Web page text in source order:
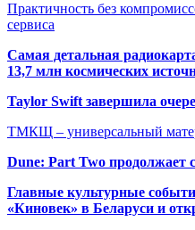
Практичность без
сервиса
Самая детальная
13,7 млн космических
Taylor Swift завершила
ТМКЩ – универсальный
Dune: Part Two продолжает
Главные культурные
«Киновек» в Беларуси и